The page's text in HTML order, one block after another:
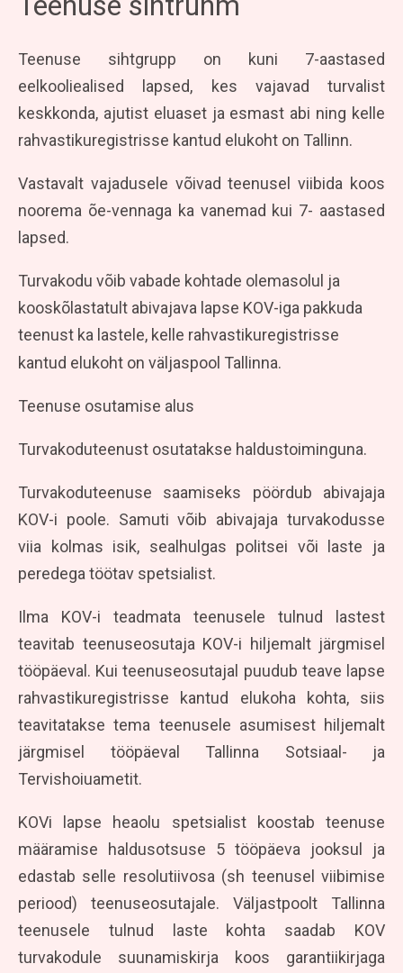
Teenuse sihtgrupp on kuni 7-aastased
eelkooliealised lapsed, kes vajavad turvalist
keskkonda, ajutist eluaset ja esmast abi ning kelle
rahvastikuregistrisse kantud elukoht on Tallinn.
Vastavalt vajadusele võivad teenusel viibida koos
noorema õe-vennaga ka vanemad kui 7- aastased
lapsed.
Turvakodu võib vabade kohtade olemasolul ja
kooskõlastatult abivajava lapse KOV-iga pakkuda
teenust ka lastele, kelle rahvastikuregistrisse
kantud elukoht on väljaspool Tallinna.
Teenuse osutamise alus
Turvakoduteenust osutatakse haldustoiminguna.
Turvakoduteenuse saamiseks pöördub abivajaja
KOV-i poole. Samuti võib abivajaja turvakodusse
viia kolmas isik, sealhulgas politsei või laste ja
peredega töötav spetsialist.
Ilma KOV-i teadmata teenusele tulnud lastest
teavitab teenuseosutaja KOV-i hiljemalt järgmisel
tööpäeval. Kui teenuseosutajal puudub teave lapse
rahvastikuregistrisse kantud elukoha kohta, siis
teavitatakse tema teenusele asumisest hiljemalt
järgmisel tööpäeval Tallinna Sotsiaal- ja
Tervishoiuametit.
KOVi lapse heaolu spetsialist koostab teenuse
määramise haldusotsuse 5 tööpäeva jooksul ja
edastab selle resolutiivosa (sh teenusel viibimise
periood) teenuseosutajale. Väljastpoolt Tallinna
teenusele tulnud laste kohta saadab KOV
turvakodule suunamiskirja koos garantiikirjaga